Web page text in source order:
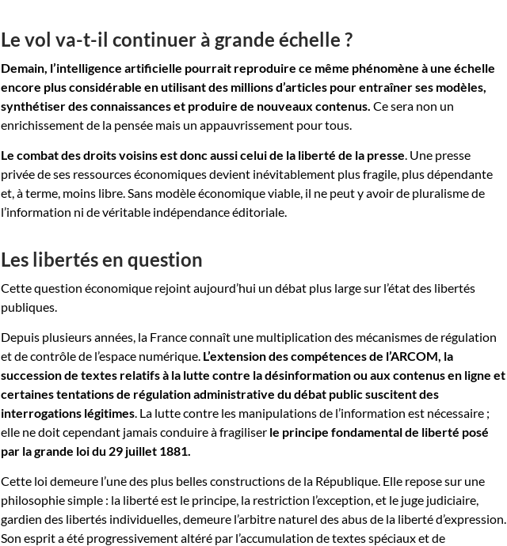
Le vol va-t-il continuer à grande échelle ?
Demain, l’intelligence artificielle pourrait reproduire ce même phénomène à une échelle
encore plus considérable en utilisant des millions d’articles pour entraîner ses modèles,
synthétiser des connaissances et produire de nouveaux contenus. Ce sera non un
enrichissement de la pensée mais un appauvrissement pour tous.
Le combat des droits voisins est donc aussi celui de la liberté de la presse. Une presse
privée de ses ressources économiques devient inévitablement plus fragile, plus dépendante
et, à terme, moins libre. Sans modèle économique viable, il ne peut y avoir de pluralisme de
l’information ni de véritable indépendance éditoriale.
Les libertés en question
Cette question économique rejoint aujourd’hui un débat plus large sur l’état des libertés
publiques.
Depuis plusieurs années, la France connaît une multiplication des mécanismes de régulation
et de contrôle de l’espace numérique. L’extension des compétences de l’ARCOM, la
succession de textes relatifs à la lutte contre la désinformation ou aux contenus en ligne et
certaines tentations de régulation administrative du débat public suscitent des
interrogations légitimes. La lutte contre les manipulations de l’information est nécessaire ;
elle ne doit cependant jamais conduire à fragiliser le principe fondamental de liberté posé
par la grande loi du 29 juillet 1881.
Cette loi demeure l’une des plus belles constructions de la République. Elle repose sur une
philosophie simple : la liberté est le principe, la restriction l’exception, et le juge judiciaire,
gardien des libertés individuelles, demeure l’arbitre naturel des abus de la liberté d’expression.
Son esprit a été progressivement altéré par l’accumulation de textes spéciaux et de